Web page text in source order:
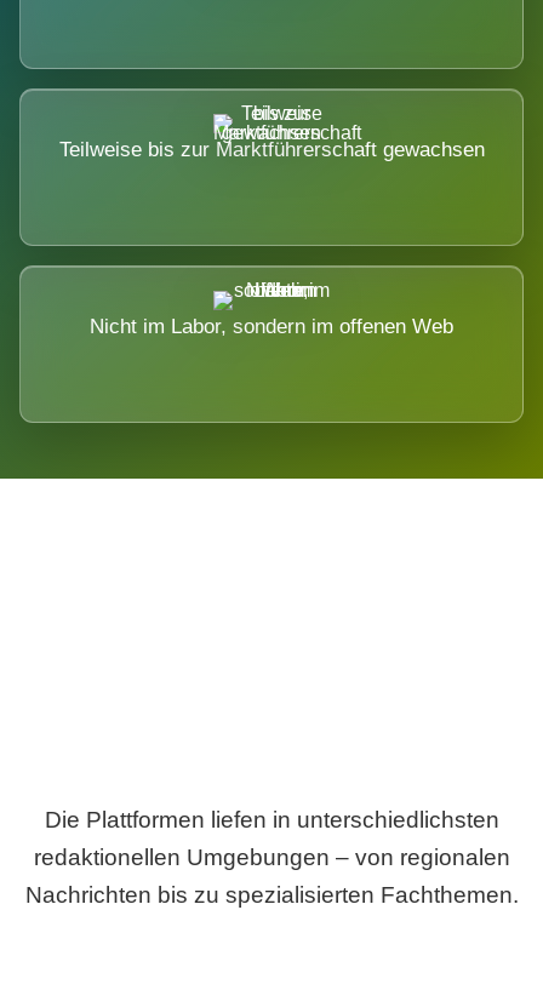
Teilweise bis zur Marktführerschaft gewachsen
Nicht im Labor, sondern im offenen Web
Die Plattformen liefen in unterschiedlichsten
redaktionellen Umgebungen – von regionalen
Nachrichten bis zu spezialisierten Fachthemen.